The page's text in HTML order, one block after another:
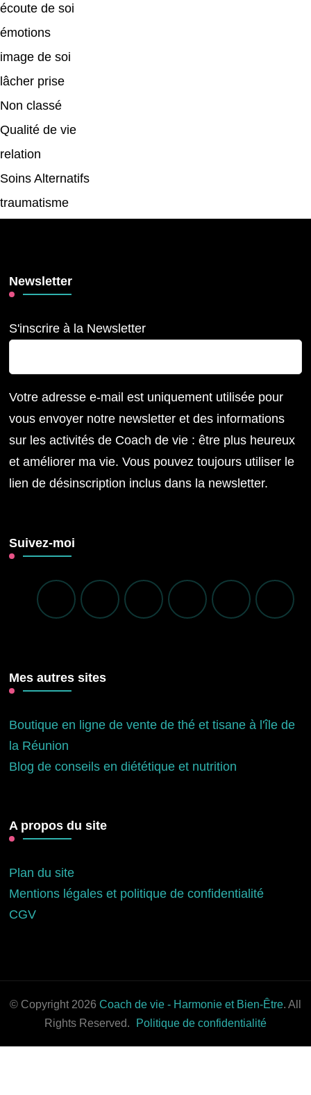
écoute de soi
émotions
image de soi
lâcher prise
Non classé
Qualité de vie
relation
Soins Alternatifs
traumatisme
Newsletter
S'inscrire à la Newsletter
Votre adresse e-mail est uniquement utilisée pour
vous envoyer notre newsletter et des informations
sur les activités de Coach de vie : être plus heureux
et améliorer ma vie. Vous pouvez toujours utiliser le
lien de désinscription inclus dans la newsletter.
Suivez-moi
Mes autres sites
Boutique en ligne de vente de thé et tisane à l'île de
la Réunion
Blog de conseils en diététique et nutrition
A propos du site
Plan du site
Mentions légales et politique de confidentialité
CGV
© Copyright 2026 Coach de vie - Harmonie et Bien-Être. All
Rights Reserved.
Politique de confidentialité